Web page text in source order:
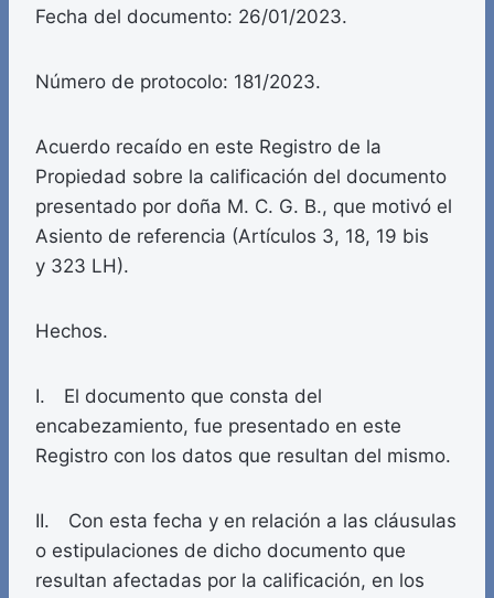
Fecha del documento: 26/01/2023.
Número de protocolo: 181/2023.
Acuerdo recaído en este Registro de la
Propiedad sobre la calificación del documento
presentado por doña M. C. G. B., que motivó el
Asiento de referencia (Artículos 3, 18, 19 bis
y 323 LH).
Hechos.
I. El documento que consta del
encabezamiento, fue presentado en este
Registro con los datos que resultan del mismo.
II. Con esta fecha y en relación a las cláusulas
o estipulaciones de dicho documento que
resultan afectadas por la calificación, en los